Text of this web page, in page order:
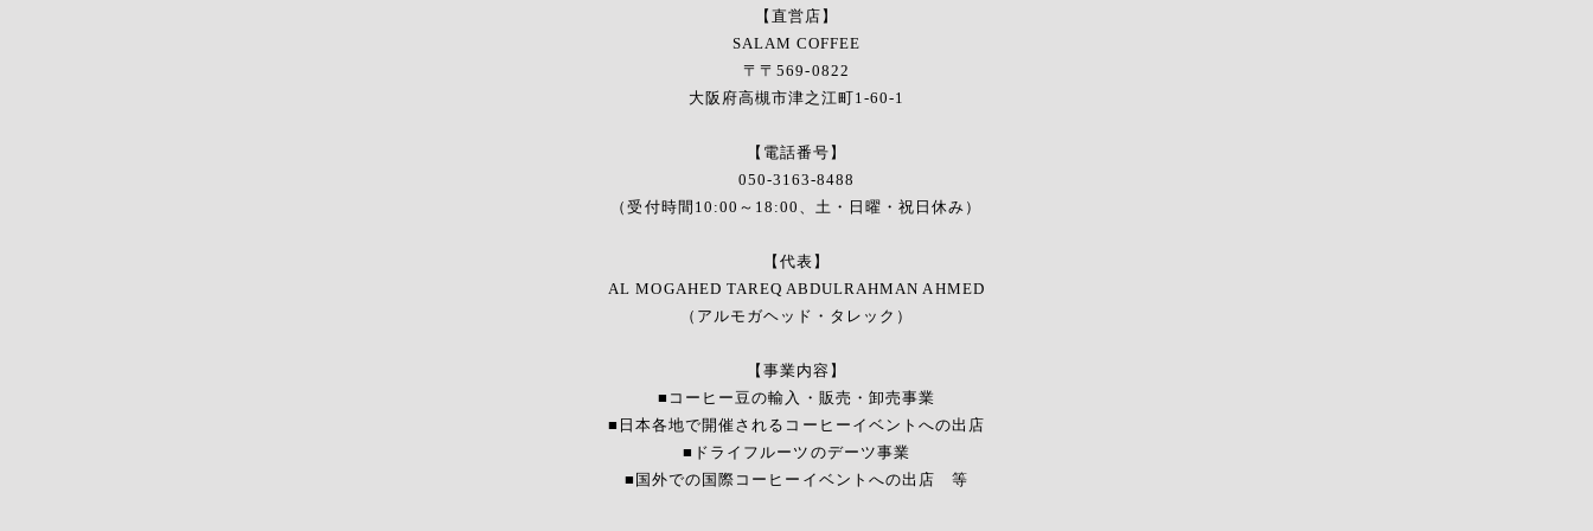
【直営店】
SALAM COFFEE
〒〒569-0822
大阪府高槻市津之江町1-60-1
【電話番号】
050-3163-8488
（受付時間10:00～18:00、土・日曜・祝日休み）
【代表】
AL MOGAHED TAREQ ABDULRAHMAN AHMED
（アルモガヘッド・タレック）
【事業内容】
■コーヒー豆の輸入・販売・卸売事業
■日本各地で開催されるコーヒーイベントへの出店
■ドライフルーツのデーツ事業
■国外での国際コーヒーイベントへの出店 等